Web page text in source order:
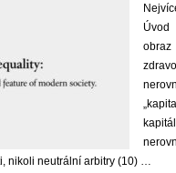
Úvod
nikoli neutrální arbitry (10) …